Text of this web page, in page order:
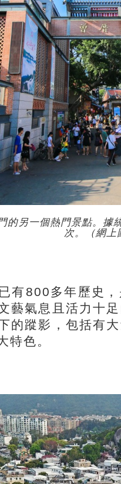
的另一個熱門景點。據
次。（網上
800多年歷史，
藝氣息且活力十
的蹤影，包括有
特色。